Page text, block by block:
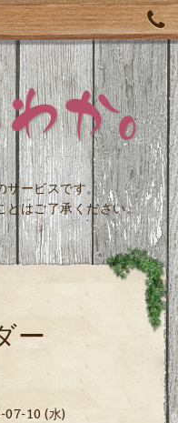
サービスです。
とはご了承ください。
ー
07-10 (水)